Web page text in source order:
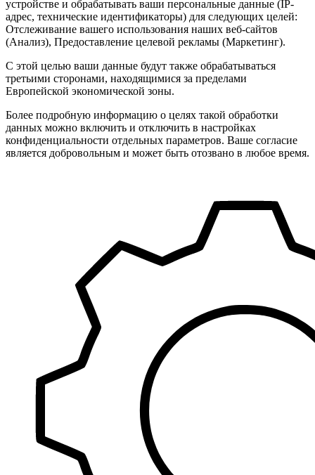
устройстве и обрабатывать ваши персональные данные (IP-
адрес, технические идентификаторы) для следующих целей:
Отслеживание вашего использования наших веб-сайтов
(Анализ), Предоставление целевой рекламы (Маркетинг).
С этой целью ваши данные будут также обрабатываться
третьими сторонами, находящимися за пределами
Европейской экономической зоны.
Более подробную информацию о целях такой обработки
данных можно включить и отключить в настройках
конфиденциальности отдельных параметров. Ваше согласие
является добровольным и может быть отозвано в любое время.